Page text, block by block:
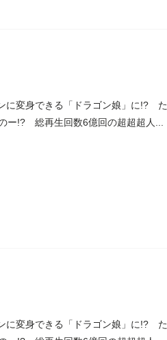
に変身できる「ドラゴン娘」に!? た
ー!? 総再生回数6億回の超超超人...
に変身できる「ドラゴン娘」に!? た